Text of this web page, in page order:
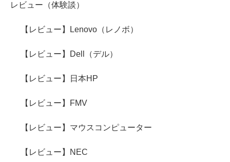
レビュー（体験談）
【レビュー】Lenovo（レノボ）
【レビュー】Dell（デル）
【レビュー】日本HP
【レビュー】FMV
【レビュー】マウスコンピューター
【レビュー】NEC